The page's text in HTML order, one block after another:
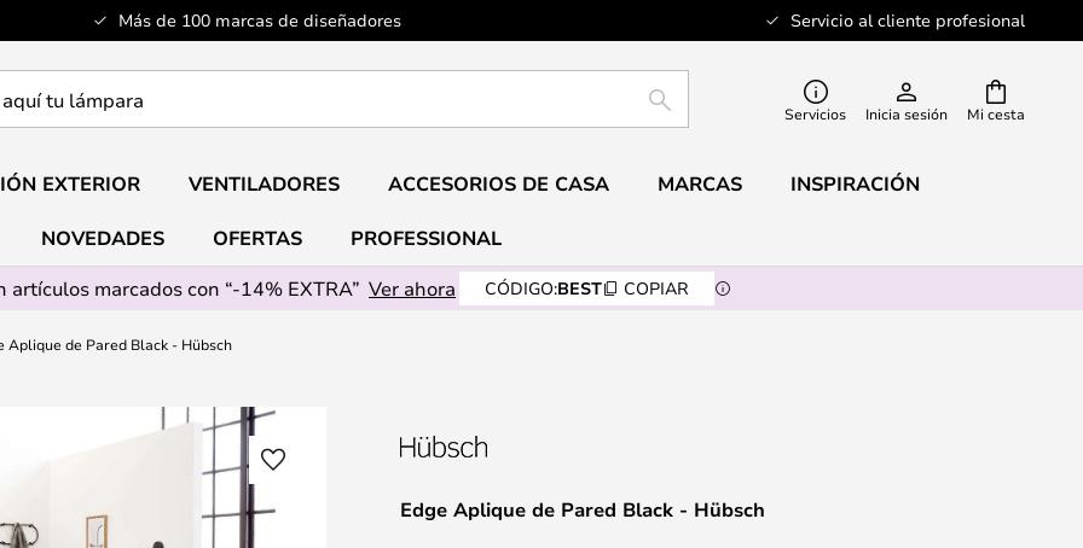
Más de 100 marcas de diseñadores Servicio al cliente profesional
Mi cesta
BUSCAR Servicios Inicia sesión
EXTERIOR VENTILADORES ACCESORIOS DE CASA MARCAS INSPIRACIÓN
NOVEDADES OFERTAS
PROFESSIONAL
artículos marcados con “-14% EXTRA” Ver ahora CÓDIGO:BEST COPIAR
Aplique de Pared Black - Hübsch
Edge Aplique de Pared Black - Hübsch